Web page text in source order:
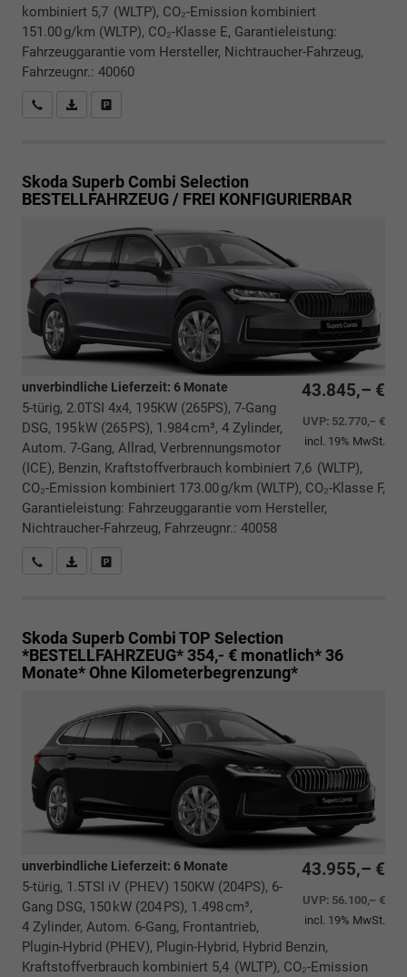
kombiniert 5,7 (WLTP), CO₂-Emission kombiniert
151.00 g/km (WLTP), CO₂-Klasse E, Garantieleistung:
Fahrzeuggarantie vom Hersteller, Nichtraucher-Fahrzeug,
Fahrzeugnr.: 40060
Rückrufbitte absenden
PDF-Datei, Fahrzeugexposé drucken
Skoda Superb Combi Selection
BESTELLFAHRZEUG / FREI KONFIGURIERBAR
43.845,– €
UVP: 52.770,– €
incl. 19% MwSt.
unverbindliche Lieferzeit: 6 Monate
5-türig, 2.0TSI 4x4, 195KW (265PS), 7-Gang
DSG, 195 kW (265 PS), 1.984 cm³, 4 Zylinder,
Autom. 7-Gang, Allrad, Verbrennungsmotor
(ICE), Benzin, Kraftstoffverbrauch kombiniert 7,6 (WLTP),
CO₂-Emission kombiniert 173.00 g/km (WLTP), CO₂-Klasse F,
Garantieleistung: Fahrzeuggarantie vom Hersteller,
Nichtraucher-Fahrzeug, Fahrzeugnr.: 40058
Rückrufbitte absenden
PDF-Datei, Fahrzeugexposé drucken
Skoda Superb CombiTOP Selection
*BESTELLFAHRZEUG* 354,- € monatlich* 36
Monate* Ohne Kilometerbegrenzung*
43.955,– €
UVP: 56.100,– €
incl. 19% MwSt.
unverbindliche Lieferzeit: 6 Monate
5-türig, 1.5TSI iV (PHEV) 150KW (204PS), 6-
Gang DSG, 150 kW (204 PS), 1.498 cm³,
4 Zylinder, Autom. 6-Gang, Frontantrieb,
Plugin-Hybrid (PHEV), Plugin-Hybrid, Hybrid Benzin,
Kraftstoffverbrauch kombiniert 5,4 (WLTP), CO₂-Emission